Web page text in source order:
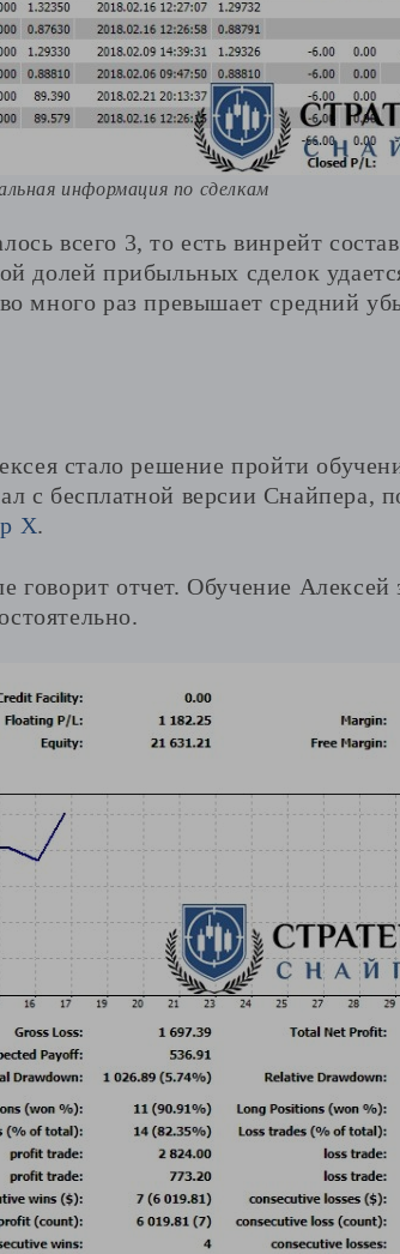
информация по сделкам
всего 3, то есть винрейт
долей прибыльных сделок
много раз превышает средний
стало решение пройти
с бесплатной версии Снайпера,
Х.
говорит отчет. Обучение Алексей